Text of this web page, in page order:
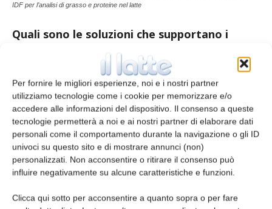
Per fornire le migliori esperienze, noi e i nostri partner
utilizziamo tecnologie come i cookie per memorizzare e/o
accedere alle informazioni del dispositivo. Il consenso a queste
tecnologie permetterà a noi e ai nostri partner di elaborare dati
personali come il comportamento durante la navigazione o gli ID
univoci su questo sito e di mostrare annunci (non)
personalizzati. Non acconsentire o ritirare il consenso può
influire negativamente su alcune caratteristiche e funzioni.
Clicca qui sotto per acconsentire a quanto sopra o per fare
IDF per l’analisi di grasso e proteine nel latte
Quali sono le soluzioni che supportano i
Sappiamo che i trasformatori di prodotti
lattiero-caseari hanno spesso bisogno di
controllare la produzione a limiti molto stretti,
riducendo la preparazione dei campioni che
richiede tempo. Per questo, PerkinElmer DA
7250TMSD At-line NIR, DA 7300TMIn-line NIR e
DA 7440TMOn-line NIR sono progettati per
l’analisi vicino ai siti di produzione e facilitare i